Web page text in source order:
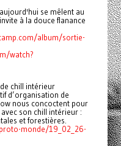
se mêlent au
à la douce flanance
album/sortie-
watch?
chill intérieur
d’organisation de
nous concoctent pour
son chill intérieur :
et forestières.
monde/19_02_26-